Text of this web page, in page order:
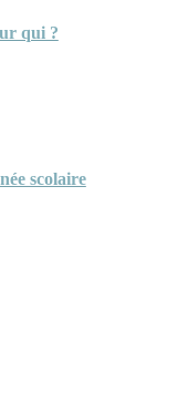
qui ?
scolaire